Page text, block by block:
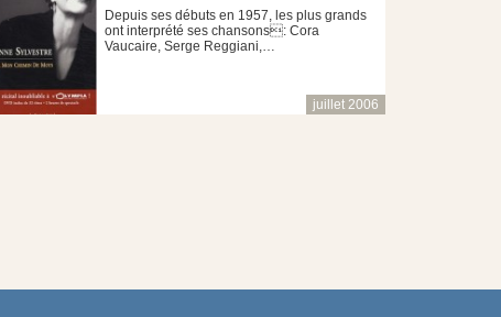
Depuis ses débuts en 1957, les plus grands
ont interprété ses chansons: Cora
Vaucaire, Serge Reggiani,…
juillet 2006